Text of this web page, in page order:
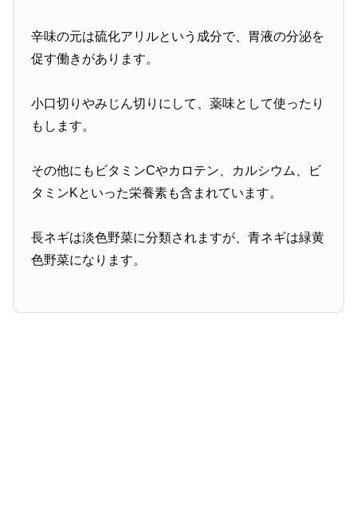
辛味の元は硫化アリルという成分で、胃液の分泌を
促す働きがあります。
小口切りやみじん切りにして、薬味として使ったり
もします。
その他にもビタミンCやカロテン、カルシウム、ビ
タミンKといった栄養素も含まれています。
長ネギは淡色野菜に分類されますが、青ネギは緑黄
色野菜になります。